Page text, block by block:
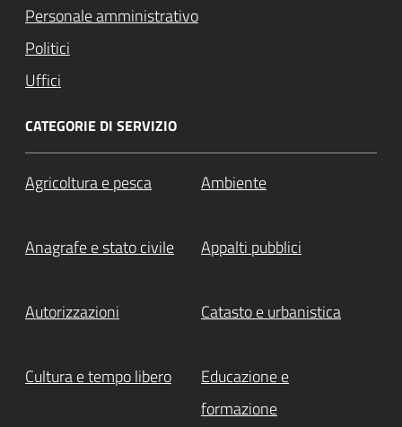
Personale amministrativo
Politici
Uffici
CATEGORIE DI SERVIZIO
Agricoltura e pesca Ambiente
Anagrafe e stato civile Appalti pubblici
Autorizzazioni Catasto e urbanistica
Cultura e tempo libero
Educazione e
formazione